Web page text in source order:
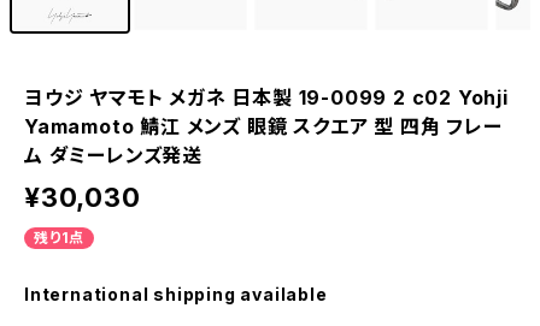
ヨウジ ヤマモト メガネ 日本製 19-0099 2 c02 Yohji
Yamamoto 鯖江 メンズ 眼鏡 スクエア 型 四角 フレー
ム ダミーレンズ発送
¥30,030
残り1点
International shipping available